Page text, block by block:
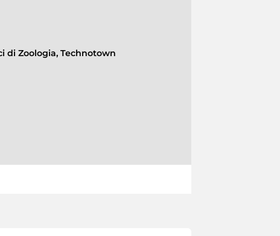
di Zoologia, Technotown